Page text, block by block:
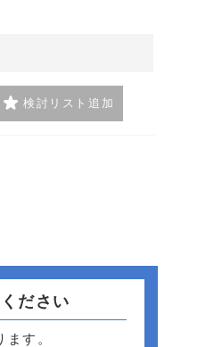
検討リスト追加
ださい
す。